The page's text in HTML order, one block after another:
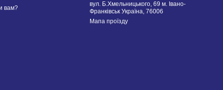
вам?
вул. Б.Хмельницького, 69 м. Івано-
Франківськ Україна, 76006
Мапа проїзду